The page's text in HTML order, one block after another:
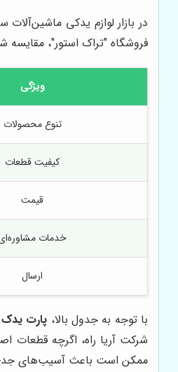
در بازار لوازم یدکی
فروشگاه "تراک استور"،
ویژگی
تنوع محصولات
کیفیت قطعات
قیمت
خدمات
ارسال
با توجه به جدول بالا، پارت
شرکت آریا راه، اگرچه قطعات
ممکن است باعث آسیب‌های